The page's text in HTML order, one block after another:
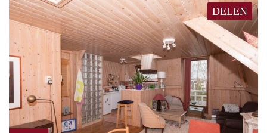
DELEN